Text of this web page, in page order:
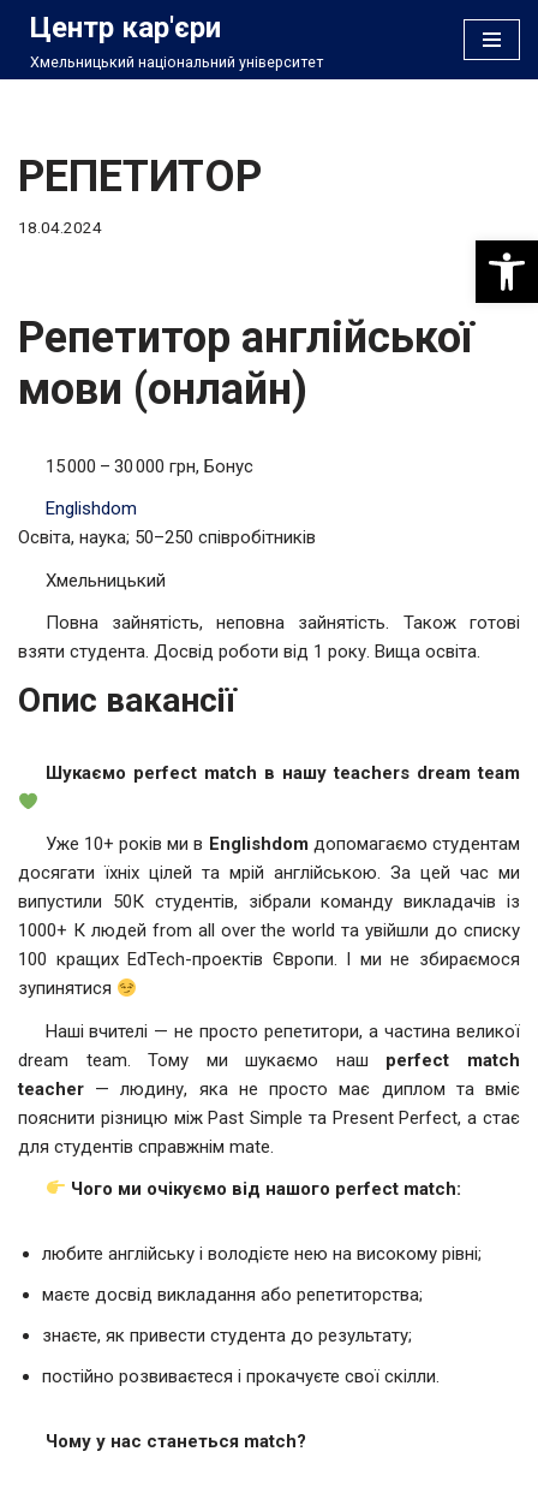
Перейти
Центр кар'єри
Хмельницький національний університет
РЕПЕТИТОР
18.04.2024
Репетитор англійської
мови (онлайн)
15 000 – 30 000 грн, Бонус
Englishdom
Освіта, наука; 50–250 співробітників
Хмельницький
Повна зайнятість, неповна зайнятість. Також готові
взяти студента. Досвід роботи від 1 року. Вища освіта.
Опис вакансії
Шукаємо perfect match в нашу teachers dream team
Уже 10+ років ми в Englishdom допомагаємо студентам
досягати їхніх цілей та мрій англійською. За цей час ми
випустили 50К студентів, зібрали команду викладачів із
1000+ К людей from all over the world та увійшли до списку
100 кращих EdTech-проектів Європи. І ми не збираємося
зупинятися
Наші вчителі — не просто репетитори, а частина великої
dream team. Тому ми шукаємо наш perfect match
teacher — людину, яка не просто має диплом та вміє
пояснити різницю між Past Simple та Present Perfect, а стає
для студентів справжнім mate.
Чого ми очікуємо від нашого perfect match:
любите англійську і володієте нею на високому рівні;
маєте досвід викладання або репетиторства;
знаєте, як привести студента до результату;
постійно розвиваєтеся і прокачуєте свої скілли.
Чому у нас станеться match?